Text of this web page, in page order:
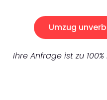
Umzug
Ihre Anfrage ist zu